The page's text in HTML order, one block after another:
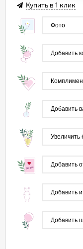
Купить в 1 клик